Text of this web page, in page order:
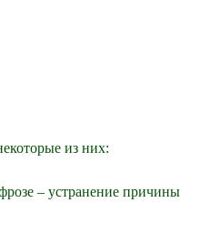
из них:
– устранение причины